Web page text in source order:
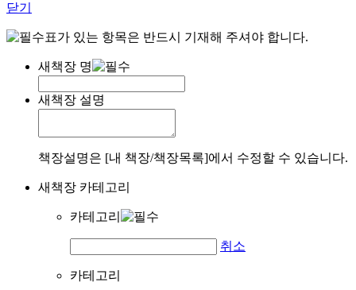
닫기
표가 있는 항목은 반드시 기재해 주셔야 합니다.
새책장 명
새책장 설명
책장설명은 [내 책장/책장목록]에서 수정할 수 있습니다.
새책장 카테고리
카테고리
취소
카테고리